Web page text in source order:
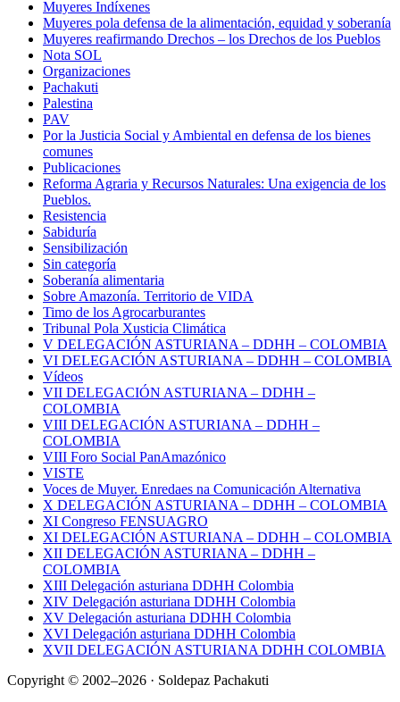
Muyeres Indíxenes
Muyeres pola defensa de la alimentación, equidad y soberanía
Muyeres reafirmando Drechos – los Drechos de los Pueblos
Nota SOL
Organizaciones
Pachakuti
Palestina
PAV
Por la Justicia Social y Ambiental en defensa de los bienes
comunes
Publicaciones
Reforma Agraria y Recursos Naturales: Una exigencia de los
Pueblos.
Resistencia
Sabiduría
Sensibilización
Sin categoría
Soberanía alimentaria
Sobre Amazonía. Territorio de VIDA
Timo de los Agrocarburantes
Tribunal Pola Xusticia Climática
V DELEGACIÓN ASTURIANA – DDHH – COLOMBIA
VI DELEGACIÓN ASTURIANA – DDHH – COLOMBIA
Vídeos
VII DELEGACIÓN ASTURIANA – DDHH –
COLOMBIA
VIII DELEGACIÓN ASTURIANA – DDHH –
COLOMBIA
VIII Foro Social PanAmazónico
VISTE
Voces de Muyer. Enredaes na Comunicación Alternativa
X DELEGACIÓN ASTURIANA – DDHH – COLOMBIA
XI Congreso FENSUAGRO
XI DELEGACIÓN ASTURIANA – DDHH – COLOMBIA
XII DELEGACIÓN ASTURIANA – DDHH –
COLOMBIA
XIII Delegación asturiana DDHH Colombia
XIV Delegación asturiana DDHH Colombia
XV Delegación asturiana DDHH Colombia
XVI Delegación asturiana DDHH Colombia
XVII DELEGACIÓN ASTURIANA DDHH COLOMBIA
Copyright © 2002–2026 · Soldepaz Pachakuti